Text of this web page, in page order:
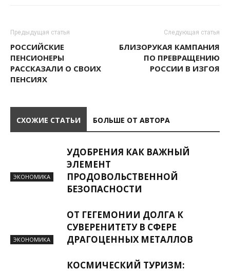
Предыдущая статья
РОССИЙСКИЕ
ПЕНСИОНЕРЫ
РАССКАЗАЛИ О СВОИХ
ПЕНСИЯХ
Следующая статья
БЛИЗОРУКАЯ КАМПАНИЯ
ПО ПРЕВРАЩЕНИЮ
РОССИИ В ИЗГОЯ
СХОЖИЕ СТАТЬИ БОЛЬШЕ ОТ АВТОРА
ЭКОНОМИКА
УДОБРЕНИЯ КАК ВАЖНЫЙ
ЭЛЕМЕНТ
ПРОДОВОЛЬСТВЕННОЙ
БЕЗОПАСНОСТИ
ЭКОНОМИКА
ОТ ГЕГЕМОНИИ ДОЛГА К
СУВЕРЕНИТЕТУ В СФЕРЕ
ДРАГОЦЕННЫХ МЕТАЛЛОВ
КОСМИЧЕСКИЙ ТУРИЗМ: